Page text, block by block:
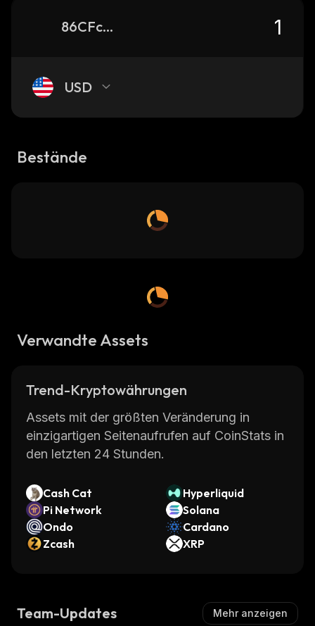
86CFcbZBJAqGVnfgnLNcw3tPmfaTigAR2UxbUPYTpump_solana
USD
Bestände
Verwandte Assets
Trend-Kryptowährungen
Assets mit der größten Veränderung in
einzigartigen Seitenaufrufen auf CoinStats in
den letzten 24 Stunden.
Cash Cat
Hyperliquid
Pi Network
Solana
Ondo
Cardano
Zcash
XRP
Team-Updates Mehr anzeigen